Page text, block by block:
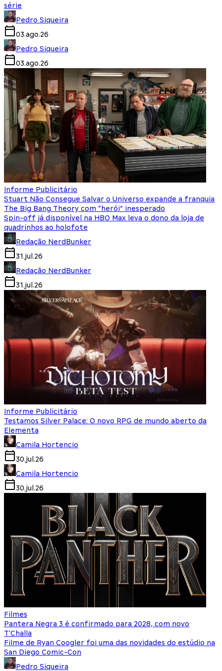
série
Pedro Siqueira
03.ago.26
Pedro Siqueira
03.ago.26
Informe Publicitário
Stuart Não Consegue Salvar o Universo expande a franquia
The Big Bang Theory com “herói” inesperado
Spin-off já disponível na HBO Max leva o dono da loja de
quadrinhos ao holofote
Redação NerdBunker
31.jul.26
Redação NerdBunker
31.jul.26
Informe Publicitário
Testamos Silver Palace: O novo RPG de mundo aberto da
Elementa
Camila Hortencio
30.jul.26
Camila Hortencio
30.jul.26
Filmes
Pantera Negra 3 é confirmado para 2028, com novo
T'Challa
Filme de Ryan Coogler foi uma das novidades do estúdio na
San Diego Comic-Con
Pedro Siqueira